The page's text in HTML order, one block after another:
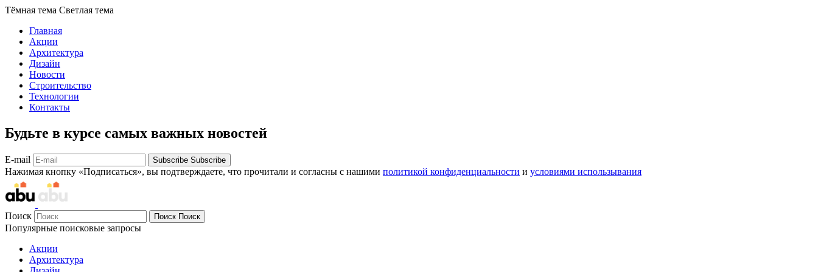
Тёмная тема Светлая тема
Главная
Акции
Архитектура
Дизайн
Новости
Строительство
Технологии
Контакты
Будьте в курсе самых важных новостей
E-mail Subscribe Subscribe
Нажимая кнопку «Подписаться», вы подтверждаете, что прочитали и согласны с нашими политикой конфиденциальности и условиями использывания
Поиск Поиск Поиск
Популярные поисковые запросы
Акции
Архитектура